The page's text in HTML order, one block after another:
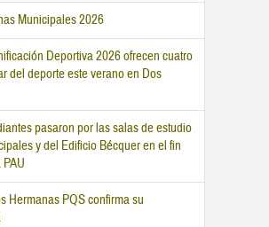
Municipales 2026
Deportiva 2026 ofrecen cuatro
del deporte este verano en Dos
pasaron por las salas de estudio
y del Edificio Bécquer en el fin
Hermanas PQS confirma su